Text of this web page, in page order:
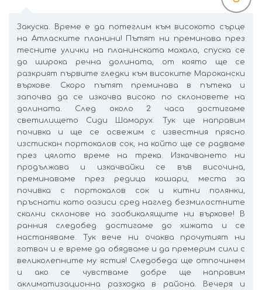
Закуска. Време е да потеглим към високото сърце
на Атласките планини! Пътят ни преминава през
тесните улички на планинската махала, спуска се
до широка речна долината, от която ще се
разкрият първите гледки към високите Марокански
върхове. Скоро пътят преминава в пътека и
започва да се изкачва високо по склоновете на
долината. След около 2 часа достигаме
светилището Сиди Шамарух. Тук ще направим
почивка и ще се освежим с известния прясно
изстискан портокалов сок, на който ще се радваме
през цялото време на трека. Изкачването ни
продължава и изкачвайки се във височина,
преминаваме през редица кошари, места за
почивка с портокалов сок и китни полянки,
пръснати като оазиси сред наглед безмилостните
скални склонове на заобикалящите ни върхове! В
ранния следобед достигаме до хижата и се
настаняваме. Тук вече ни очаква прочутият ни
готвач и е време да обядваме и да премерим сили с
великолепните му ястия! Следобеда ще отпочинем
и ако се чувстваме добре ще направим
аклиматизационна разходка в района. Вечеря и